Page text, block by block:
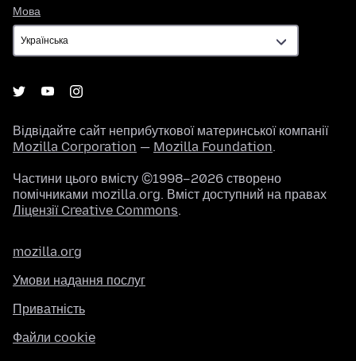
Мова
Відвідайте сайт неприбуткової материнської компанії
Mozilla Corporation — Mozilla Foundation.
Частини цього вмісту ©1998–2026 створено
помічниками mozilla.org. Вміст доступний на правах
Ліцензії Creative Commons.
mozilla.org
Умови надання послуг
Приватність
Файли cookie